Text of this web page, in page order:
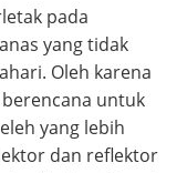
pada
yang tidak
Oleh karena
untuk
yang lebih
dan reflektor